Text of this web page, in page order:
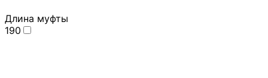
Длина муфты
190